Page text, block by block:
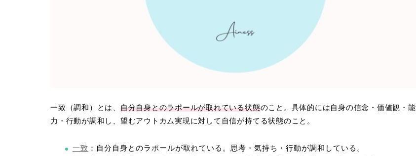
一致（調和）とは、 自分自身とのラポールが取れている状態のこと。具体的には自身の信念・価値観・能
力・行動が調和し、望むアウトカム実現に対して自信が持てる状態のこと。
一致 ：自分自身とのラポールが取れている。思考・気持ち・行動が調和している。